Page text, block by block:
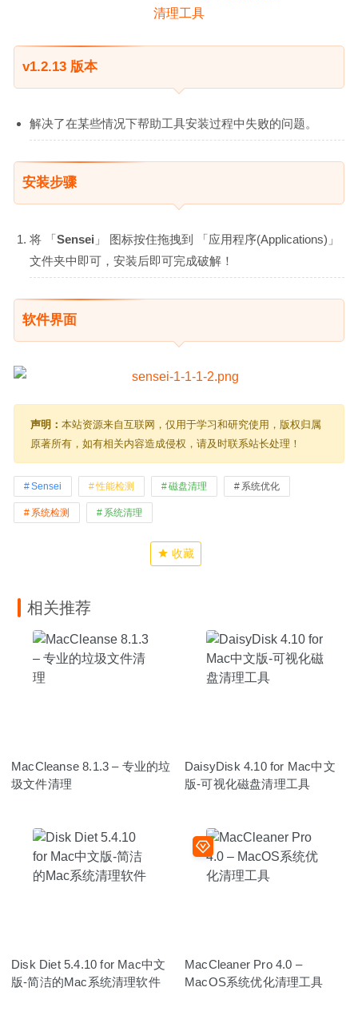
v1.2.13 版本
解决了在某些情况下帮助工具安装过程中失败的问题。
安装步骤
将 「Sensei 」 图标按住拖拽到 「应用程序(Applications)」
文件夹中即可，安装后即可完成破解！
软件界面
声明： 本站资源来自互联网，仅用于学习和研究使用，版权归属
原著所有，如有相关内容造成侵权，请及时联系站长处理！
Sensei 性能检测 磁盘清理 系统优化
系统检测 系统清理
收藏
相关推荐
MacCleanse 8.1.3 – 专业的垃
圾文件清理
DaisyDisk 4.10 for Mac中文
版-可视化磁盘清理工具
Disk Diet 5.4.10 for Mac中文
版-简洁的Mac系统清理软件
MacCleaner Pro 4.0 –
MacOS系统优化清理工具